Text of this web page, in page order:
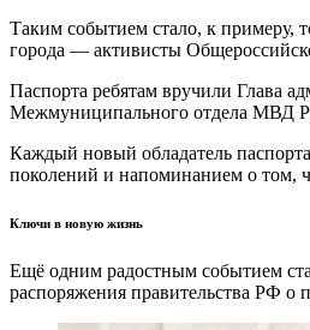
Таким событием стало, к примеру,
города — активисты
Паспорта ребятам вручили Глава
Межмуниципального отдела МВД
Каждый новый обладатель
поколений и напоминанием о том,
Ключи в новую жизнь
Ещё одним радостным событием
распоряжения правительства РФ о